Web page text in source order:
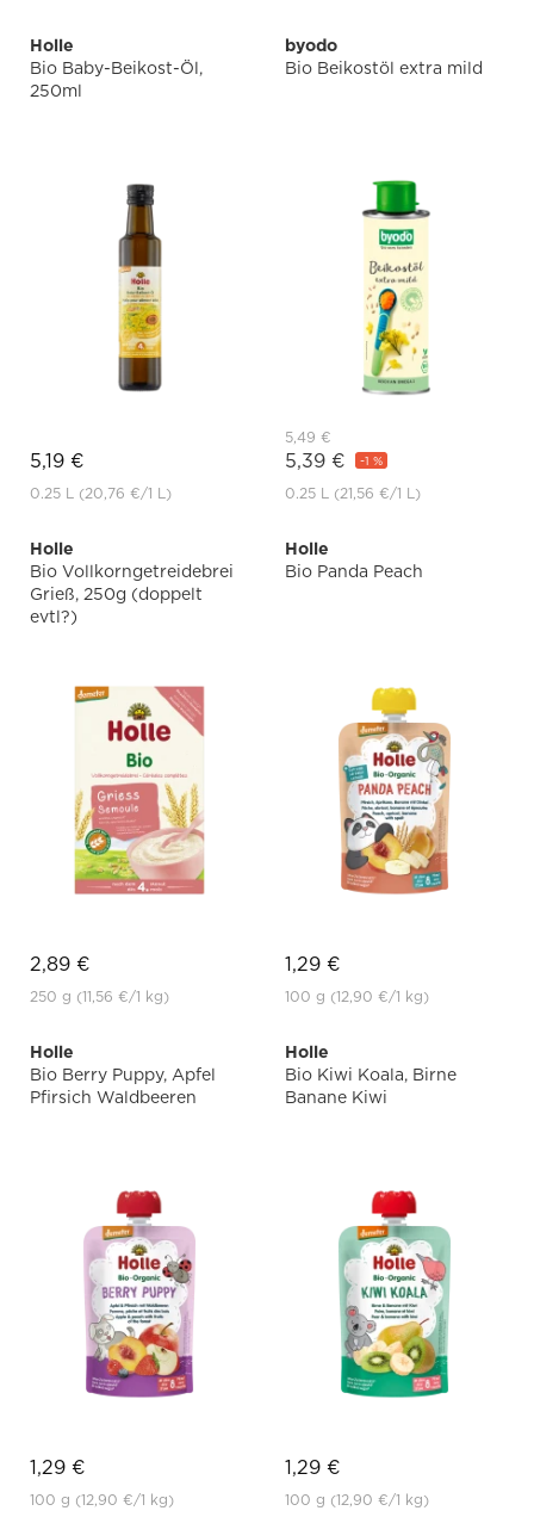
Holle
Bio Baby-Beikost-Öl,
250ml
5,19 €
0.25 L (20,76 €/1 L)
byodo
Bio Beikostöl extra mild
5,49 €
5,39 € -1 %
0.25 L (21,56 €/1 L)
Holle
Bio Vollkorngetreidebrei
Grieß, 250g (doppelt
evtl?)
2,89 €
250 g (11,56 €/1 kg)
Holle
Bio Panda Peach
1,29 €
100 g (12,90 €/1 kg)
Holle
Bio Berry Puppy, Apfel
Pfirsich Waldbeeren
1,29 €
100 g (12,90 €/1 kg)
Holle
Bio Kiwi Koala, Birne
Banane Kiwi
1,29 €
100 g (12,90 €/1 kg)